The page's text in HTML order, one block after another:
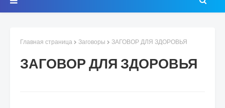
Главная страница Заговоры ЗАГОВОР ДЛЯ ЗДОРОВЬЯ
ЗАГОВОР ДЛЯ ЗДОРОВЬЯ